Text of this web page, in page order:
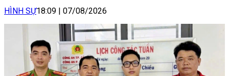
HÌNH SỰ18:09 07/08/2026